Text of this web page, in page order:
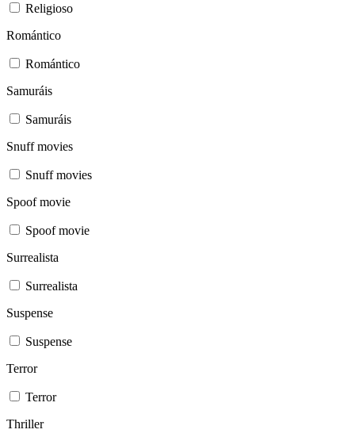
Religioso
Romántico
Romántico
Samuráis
Samuráis
Snuff movies
Snuff movies
Spoof movie
Spoof movie
Surrealista
Surrealista
Suspense
Suspense
Terror
Terror
Thriller